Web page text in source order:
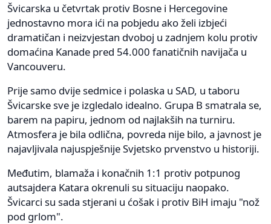
Švicarska u četvrtak protiv Bosne i Hercegovine
jednostavno mora ići na pobjedu ako želi izbjeći
dramatičan i neizvjestan dvoboj u zadnjem kolu protiv
domaćina Kanade pred 54.000 fanatičnih navijača u
Vancouveru.
Prije samo dvije sedmice i polaska u SAD, u taboru
Švicarske sve je izgledalo idealno. Grupa B smatrala se,
barem na papiru, jednom od najlakših na turniru.
Atmosfera je bila odlična, povreda nije bilo, a javnost je
najavljivala najuspješnije Svjetsko prvenstvo u historiji.
Međutim, blamaža i konačnih 1:1 protiv potpunog
autsajdera Katara okrenuli su situaciju naopako.
Švicarci su sada stjerani u ćošak i protiv BiH imaju "nož
pod grlom".